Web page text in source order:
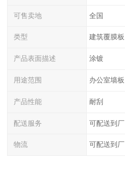
可售卖地 全国
类型 建筑覆膜板
产品表面描述 涂镀
用途范围 办公室墙板
产品性能 耐刮
配送服务 可配送到厂
物流 可配送到厂